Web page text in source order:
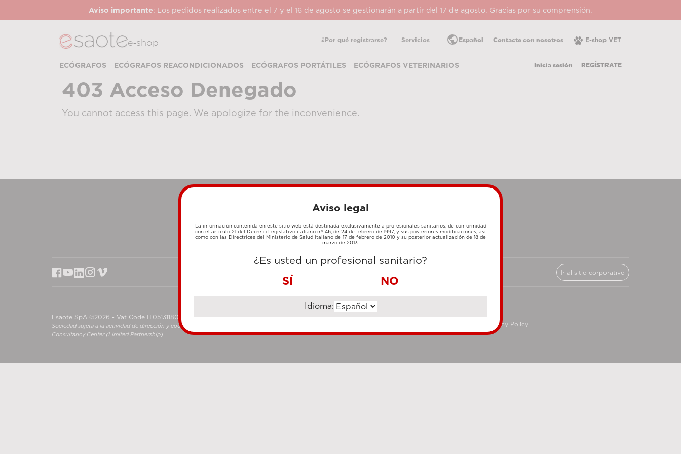
Aviso importante: Los pedidos realizados entre el 7 y el 16 de agosto se gestionarán a partir del 17 de agosto. Gracias por su comprensión.
e‑shop ¿Por qué registrarse? Servicios E-shop VET
Contacte con nosotros
public Español
ECÓGRAFOS ECÓGRAFOS REACONDICIONADOS ECÓGRAFOS PORTÁTILES ECÓGRAFOS VETERINARIOS Inicia sesión REGÍSTRATE
403 Acceso Denegado
You cannot access this page. We apologize for the inconvenience.
TARJETA
DE
TRANSFERENCIA
BANCARIA
Ir al sitio corporativo
Esaote SpA ©2026 - Vat Code IT05131180969
Sociedad sujeta a la actividad de dirección y coordinación de Shanghai Luzi Enterprise Management
Consultancy Center (Limited Partnership)
Privacy Policy
Aviso legal
La información contenida en este sitio web está destinada exclusivamente a profesionales sanitarios, de conformidad
con el artículo 21 del Decreto Legislativo italiano n.º 46, de 24 de febrero de 1997, y sus posteriores modificaciones, así
como con las Directrices del Ministerio de Salud italiano de 17 de febrero de 2010 y su posterior actualización de 18 de
marzo de 2013.
¿Es usted un profesional sanitario?
SÍ NO
Idioma: